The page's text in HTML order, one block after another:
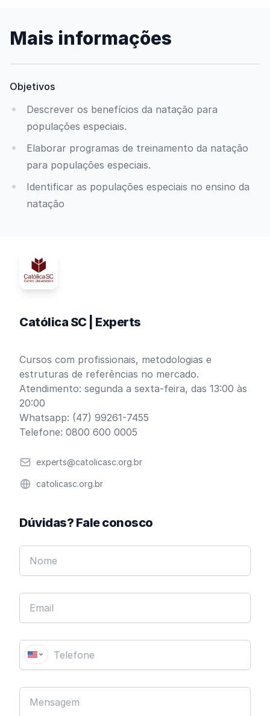
Mais informações
Objetivos
Descrever os benefícios da natação para
populações especiais.
Elaborar programas de treinamento da natação
para populações especiais.
Identificar as populações especiais no ensino da
natação
Católica SC | Experts
Cursos com profissionais, metodologias e
estruturas de referências no mercado.
Atendimento: segunda a sexta-feira, das 13:00 às
20:00
Whatsapp: (47) 99261-7455
Telefone: 0800 600 0005
Emailexperts@catolicasc.org.br
Websitecatolicasc.org.br
Dúvidas? Fale conosco